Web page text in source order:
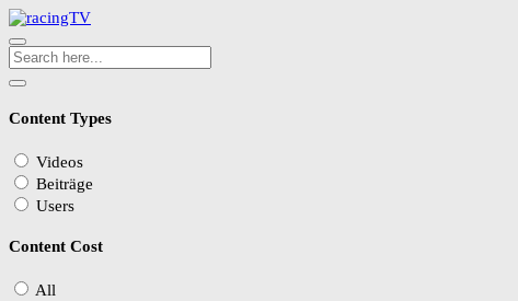
Content Types
Videos
Beiträge
Users
Content Cost
All